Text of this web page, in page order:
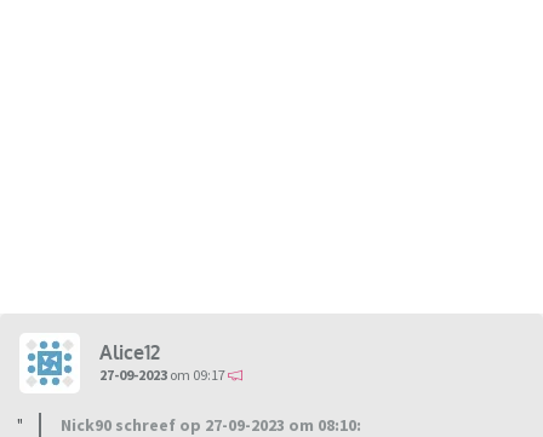
Alice12
27-09-2023 om 09:17
Nick90 schreef op 27-09-2023 om 08:10: